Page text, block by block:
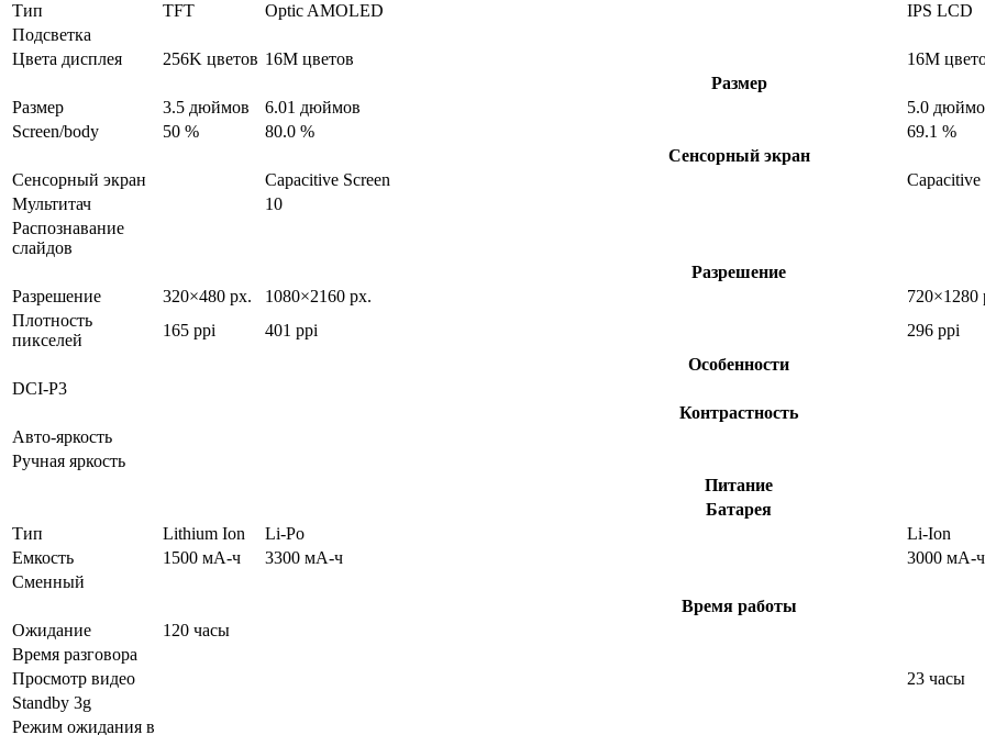
Тип
TFT Optic AMOLED
IPS LCD
Подсветка
Цвета дисплея
256K цветов 16M цветов
16M
Размер
Размер
3.5 дюймов 6.01 дюймов
5.0
Screen/body
50 % 80.0 %
69.1 %
Сенсорный экран
Сенсорный экран
Capacitive Screen
Capacitive
Мультитач
10
Распознавание
слайдов
Разрешение
Разрешение
320×480 px. 1080×2160 px.
720×1280
Плотность
пикселей
165 ppi 401 ppi
296 ppi
Особенности
DCI-P3
Контрастность
Авто-яркость
Ручная яркость
Питание
Батарея
Тип
Lithium Ion Li-Po
Li-Ion
Емкость
1500 мА-ч 3300 мА-ч
3000 мА-ч
Сменный
Время работы
Ожидание
120 часы
Время разговора
Просмотр видео
23 часы
Standby 3g
Режим ожидания в